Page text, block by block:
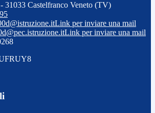
31033 Castelfranco Veneto (TV)
Link per inviare una mail
Link per inviare una mail